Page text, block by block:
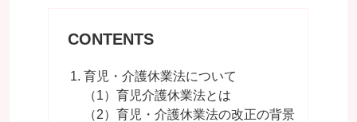
CONTENTS
育児・介護休業法について
（1）育児介護休業法とは
（2）育児・介護休業法の改正の背景